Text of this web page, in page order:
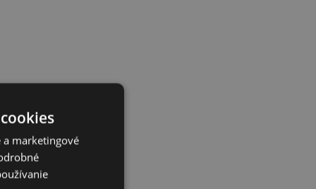
marketingové